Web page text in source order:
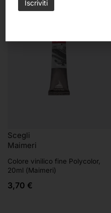
Scegli
Maimeri
Colore vinilico fine Polycolor,
20ml (Maimeri)
3,70 €